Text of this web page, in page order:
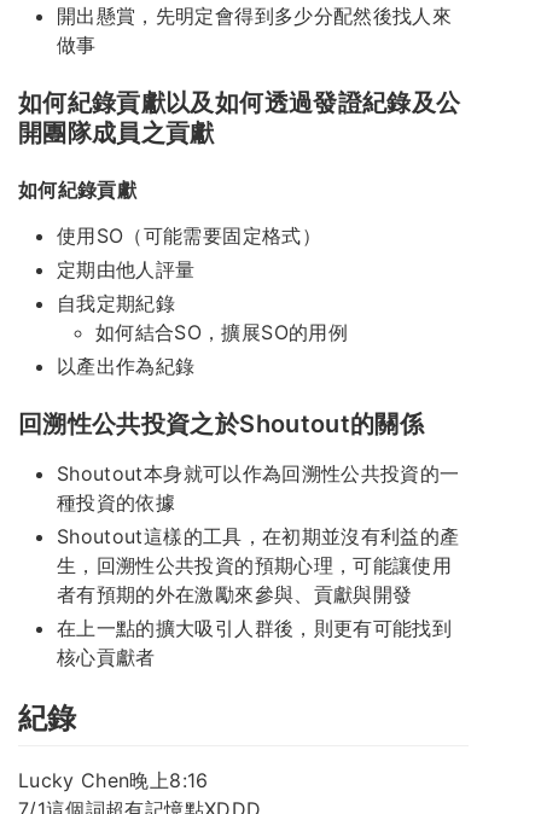
開出懸賞，先明定會得到多少分配然後找人來
做事
如何紀錄貢獻以及如何透過發證紀錄及公
開團隊成員之貢獻
如何紀錄貢獻
使用SO（可能需要固定格式）
定期由他人評量
自我定期紀錄
如何結合SO，擴展SO的用例
以產出作為紀錄
回溯性公共投資之於Shoutout的關係
Shoutout本身就可以作為回溯性公共投資的一
種投資的依據
Shoutout這樣的工具，在初期並沒有利益的產
生，回溯性公共投資的預期心理，可能讓使用
者有預期的外在激勵來參與、貢獻與開發
在上一點的擴大吸引人群後，則更有可能找到
核心貢獻者
紀錄
Lucky Chen晚上8:16